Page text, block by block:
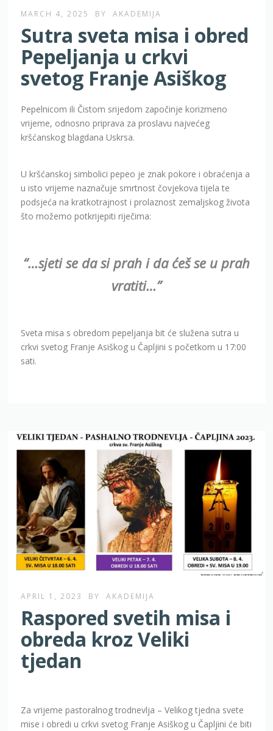
MARCH 4, 2025 BY AKADEMIJA
Sutra sveta misa i obred
Pepeljanja u crkvi
svetog Franje Asiškog
Pepelnicom ili Čistom srijedom započinje korizmeno
vrijeme, odnosno priprava za proslavu najvećeg
kršćanskog blagdana Uskrsa.
U kršćanskoj simbolici pepeo je znak pokore i obraćenja a
u isto vrijeme naznačuje smrtnost čovjekova tijela te
podsjeća na kratkotrajnost i prolaznost zemaljskog života
što možemo potkrijepiti riječima:
“…sjeti se da si prah i da ćeš se u prah
vratiti…”
Sveta misa s obredom pepeljanja bit će služena sutra u
crkvi svetog Franje Asiškog u Čapljini s početkom u 17:00
sati.
APRIL 1, 2023 BY AKADEMIJA
Raspored svetih misa i
obreda kroz Veliki
tjedan
Za vrijeme pastoralnog trodnevlja – Velikog tjedna svete
mise i obredi u crkvi svetog Franje Asiškog u Čapljini će biti